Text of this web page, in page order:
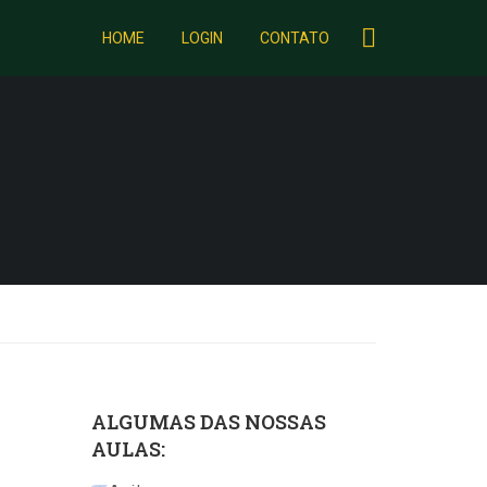
HOME LOGIN CONTATO
ALGUMAS DAS NOSSAS
AULAS: